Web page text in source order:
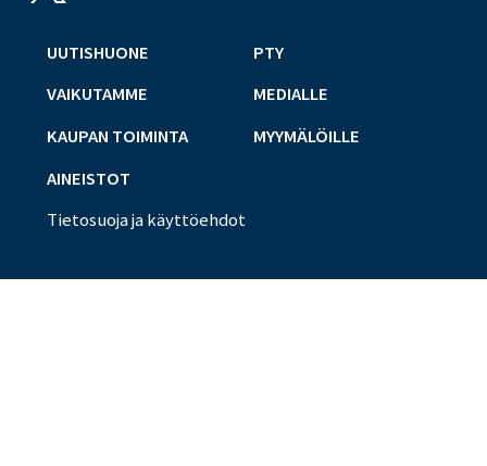
UUTISHUONE
VAIKUTAMME
KAUPAN TOIMINTA
AINEISTOT
PTY
MEDIALLE
MYYMÄLÖILLE
Tietosuoja ja käyttöehdot